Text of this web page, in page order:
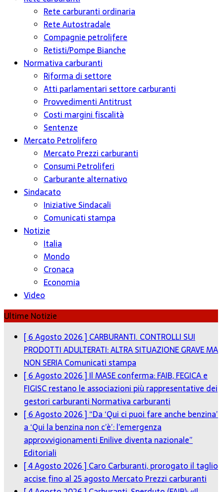
Rete carburanti ordinaria
Rete Autostradale
Compagnie petrolifere
Retisti/Pompe Bianche
Normativa carburanti
Riforma di settore
Atti parlamentari settore carburanti
Provvedimenti Antitrust
Costi margini fiscalità
Sentenze
Mercato Petrolifero
Mercato Prezzi carburanti
Consumi Petroliferi
Carburante alternativo
Sindacato
Iniziative Sindacali
Comunicati stampa
Notizie
Italia
Mondo
Cronaca
Economia
Video
Ultime Notizie
[ 6 Agosto 2026 ]CARBURANTI. CONTROLLI SUI
PRODOTTI ADULTERATI: ALTRA SITUAZIONE GRAVE MA
NON SERIAComunicati stampa
[ 6 Agosto 2026 ]Il MASE conferma: FAIB, FEGICA e
FIGISC restano le associazioni più rappresentative dei
gestori carburantiNormativa carburanti
[ 6 Agosto 2026 ]“Da ‘Qui ci puoi fare anche benzina’
a ‘Qui la benzina non c’è’: l’emergenza
approvvigionamenti Enilive diventa nazionale”
Editoriali
[ 4 Agosto 2026 ]Caro Carburanti, prorogato il taglio
accise fino al 25 agostoMercato Prezzi carburanti